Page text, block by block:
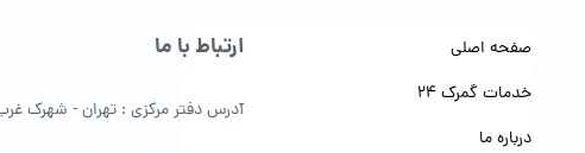
صفحه اصلی
خدمات گمرک 24
درباره ما
ارتباط با ما
آدرس دفتر مرکزی : تهران - شهرک غرب -